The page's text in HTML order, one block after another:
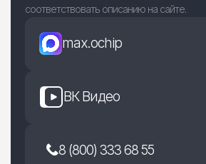
соответствовать описанию на сайте.
max.ochip
ВК Видео
8 (800) 333 68 55